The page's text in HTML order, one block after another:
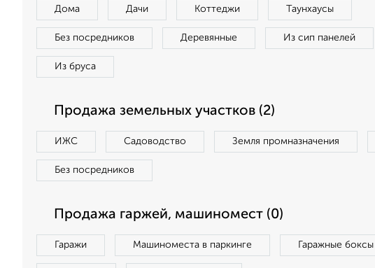
Дома Дачи Коттеджи Таунхаусы
Без посредников Деревянные Из сип панелей
Из бруса
Продажа земельных участков (2)
ИЖС Садоводство Земля промназначения
Без посредников
Продажа гаржей, машиномест (0)
Гаражи Машиноместа в паркинге Гаражные боксы